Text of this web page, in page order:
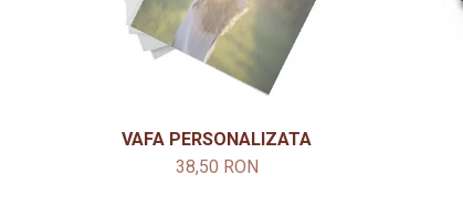
VAFA PERSONALIZATA
38,50 RON